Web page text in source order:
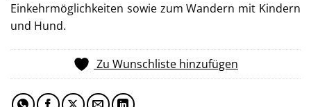
Einkehrmöglichkeiten sowie zum Wandern mit Kindern
und Hund.
Zu Wunschliste hinzufügen